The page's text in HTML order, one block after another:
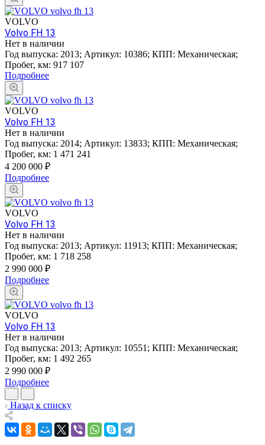
VOLVO
Volvo FH 13
Нет в наличии
Год выпуска: 2013; Артикул: 10386; КПП: Механическая;
Пробег, км: 917 107
Подробнее
VOLVO
Volvo FH 13
Нет в наличии
Год выпуска: 2014; Артикул: 13833; КПП: Механическая;
Пробег, км: 1 471 241
4 200 000 ₽
Подробнее
VOLVO
Volvo FH 13
Нет в наличии
Год выпуска: 2013; Артикул: 11913; КПП: Механическая;
Пробег, км: 1 718 258
2 990 000 ₽
Подробнее
VOLVO
Volvo FH 13
Нет в наличии
Год выпуска: 2013; Артикул: 10551 ; КПП: Механическая;
Пробег, км: 1 492 265
2 990 000 ₽
Подробнее
Назад к списку